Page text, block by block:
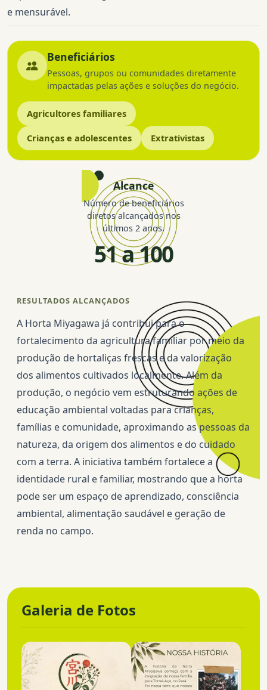
e mensurável.
Beneficiários
Pessoas, grupos ou comunidades diretamente
impactadas pelas ações e soluções do negócio.
Agricultores familiares
Crianças e adolescentes Extrativistas
Alcance
Número de beneficiários
diretos alcançados nos
últimos 2 anos.
51 a 100
RESULTADOS ALCANÇADOS
A Horta Miyagawa já contribui para o
fortalecimento da agricultura familiar por meio da
produção de hortaliças frescas e da valorização
dos alimentos cultivados localmente. Além da
produção, o negócio vem estruturando ações de
educação ambiental voltadas para crianças,
famílias e comunidade, aproximando as pessoas da
natureza, da origem dos alimentos e do cuidado
com a terra. A iniciativa também fortalece a
identidade rural e familiar, mostrando que a horta
pode ser um espaço de aprendizado, consciência
ambiental, alimentação saudável e geração de
renda no campo.
Galeria de Fotos